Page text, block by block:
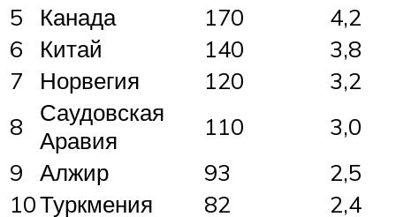
5
Канада 170
4,2
6
Китай 140
3,8
7
Норвегия 120
3,2
8
Саудовская
Аравия
110
3,0
9
Алжир 93
2,5
10Туркмения 82 2,4